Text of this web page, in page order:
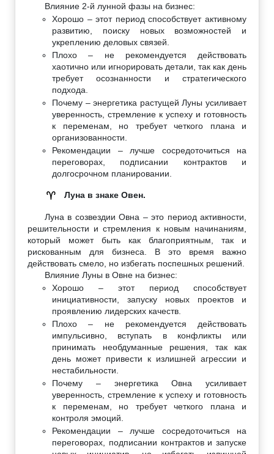
Влияние 2-й лунной фазы на бизнес:
Хорошо – этот период способствует активному
развитию, поиску новых возможностей и
укреплению деловых связей.
Плохо – не рекомендуется действовать
хаотично или игнорировать детали, так как день
требует осознанности и стратегического
подхода.
Почему – энергетика растущей Луны усиливает
уверенность, стремление к успеху и готовность
к переменам, но требует четкого плана и
организованности.
Рекомендации – лучше сосредоточиться на
переговорах, подписании контрактов и
долгосрочном планировании.
♈ Луна в знаке Овен.
Луна в созвездии Овна – это период активности,
решительности и стремления к новым начинаниям,
который может быть как благоприятным, так и
рискованным для бизнеса. В это время важно
действовать смело, но избегать поспешных решений.
Влияние Луны в Овне на бизнес:
Хорошо – этот период способствует
инициативности, запуску новых проектов и
проявлению лидерских качеств.
Плохо – не рекомендуется действовать
импульсивно, вступать в конфликты или
принимать необдуманные решения, так как
день может привести к излишней агрессии и
нестабильности.
Почему – энергетика Овна усиливает
уверенность, стремление к успеху и готовность
к переменам, но требует четкого плана и
контроля эмоций.
Рекомендации – лучше сосредоточиться на
переговорах, подписании контрактов и запуске